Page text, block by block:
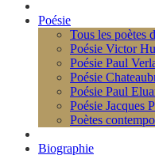
Poésie
Tous les poètes
Poésie Victor
Poésie Paul
Poésie
Poésie Paul
Poésie Jacques
Poètes
Biographie